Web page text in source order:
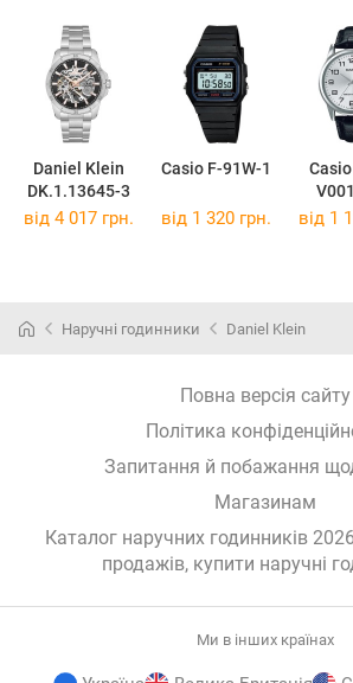
Daniel Klein
DK.1.13645-3
Casio F-91W-1
від 4 017 грн. від 1 320 грн. від 1
Наручні годинники Daniel Klein
Повна версія сайту
Політика
Запитання й побажання
Магазинам
Каталог наручних годинників
продажів, купити наручні
Ми в інших країнах